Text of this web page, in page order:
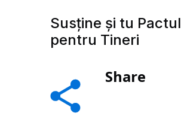
Susține și tu Pactul
pentru Tineri
Share